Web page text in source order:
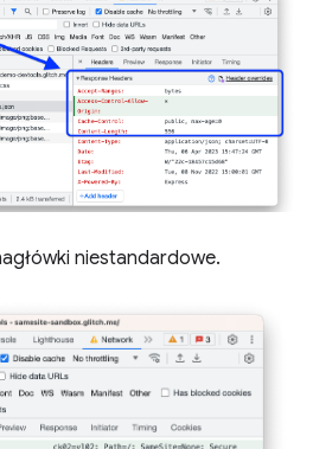
niestandardowe.